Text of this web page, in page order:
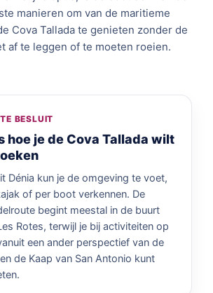
manieren om van de maritieme
Cova Tallada te genieten zonder de
af te leggen of te moeten roeien.
BESLUIT
hoe je de Cova Tallada wilt
Dénia kun je de omgeving te voet,
of per boot verkennen. De
begint meestal in de buurt
Rotes, terwijl je bij activiteiten op
een ander perspectief van de
de Kaap van San Antonio kunt